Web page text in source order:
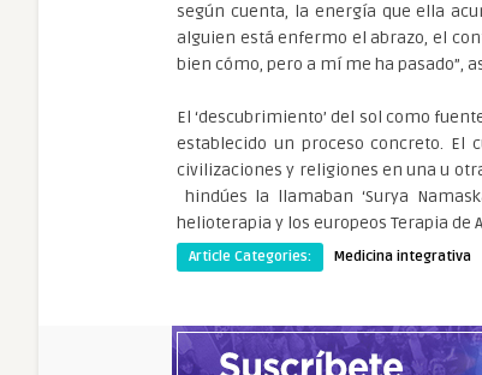
según cuenta, la energía que ella
alguien está enfermo el abrazo, el
bien cómo, pero a mí me ha pasado”,
El ‘descubrimiento’ del sol como
establecido un proceso concreto.
civilizaciones y religiones en una u
hindúes la llamaban ‘Surya
helioterapia y los europeos Terapia de
Article Categories: Medicina integrativa